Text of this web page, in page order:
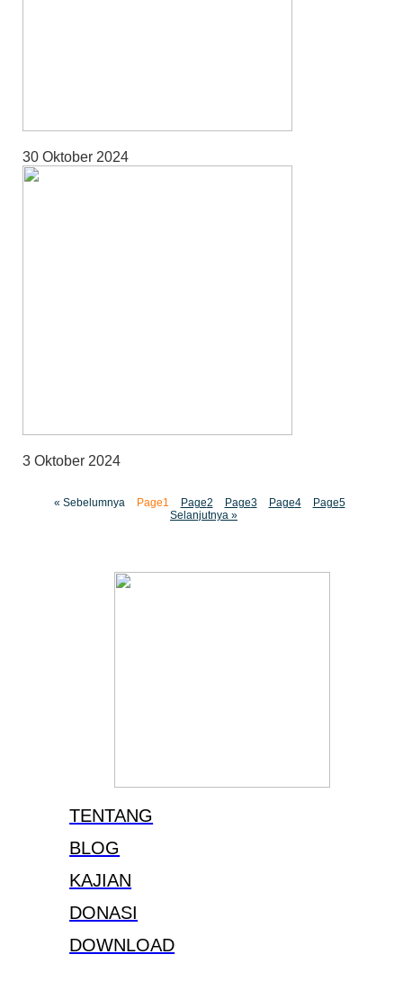
30 Oktober 2024
3 Oktober 2024
« Sebelumnya Page1 Page2 Page3 Page4 Page5
Selanjutnya »
TENTANG
BLOG
KAJIAN
DONASI
DOWNLOAD